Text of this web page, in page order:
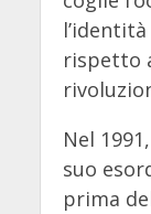
rispetto
Nel
suo
prima